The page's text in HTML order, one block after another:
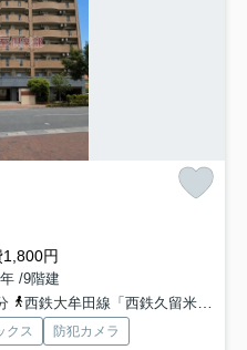
円
/9階建
西鉄大牟田線「西鉄久留米」駅 徒歩12分
クス
防犯カメラ